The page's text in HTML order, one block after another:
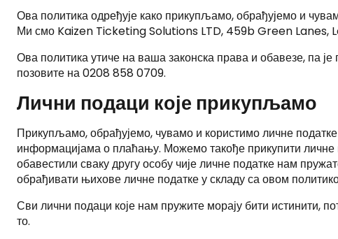
Ова политика одређује како прикупљамо, обрађујемо и
Ми смо Kaizen Ticketing Solutions LTD, 459b Green Lanes,
Ова политика утиче на ваша законска права и обавезе, па
позовите на 0208 858 0709.
Лични подаци које прикупљамо
Прикупљамо, обрађујемо, чувамо и користимо личне
информацијама о плаћању. Можемо такође прикупити личне
обавестили сваку другу особу чије личне податке нам
обрађивати њихове личне податке у складу са овом
Сви лични подаци које нам пружите морају бити истинити,
то.